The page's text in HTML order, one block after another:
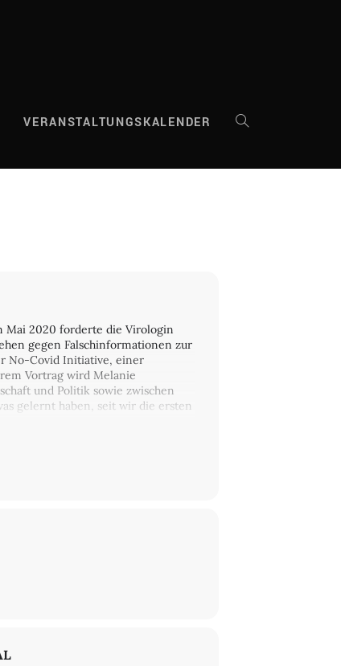
VERANSTALTUNGSKALENDER WEBSITE-
Mai 2020 forderte die Virologin
gegen Falschinformationen zur
No-Covid Initiative, einer
Vortrag wird Melanie
und Politik sowie zwischen
gelernt haben, seit wir die ersten